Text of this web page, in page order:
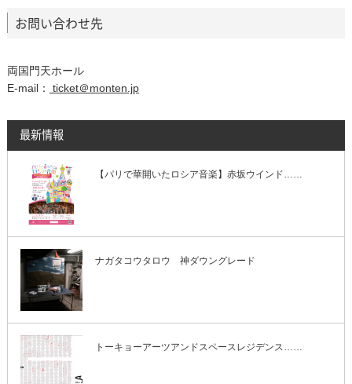
お問い合わせ先
両国門天ホール
E-mail：
ticket＠monten.jp
最新情報
【パリで華開いたロシア音楽】赤坂ウインド……
ナガタコウタロウ 神ダウングレード
トーキョーアーツアンドスペースレジデンス……